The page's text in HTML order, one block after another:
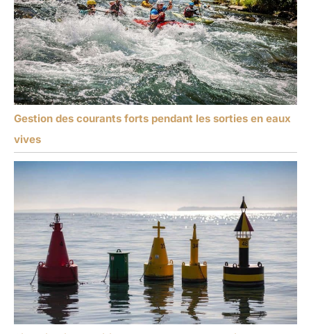
Gestion des courants forts pendant les sorties en eaux
vives